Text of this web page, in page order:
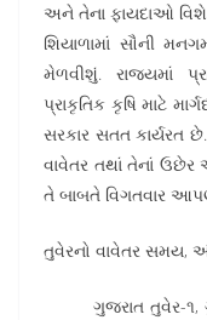
અને તેના ફાયદાઓ
શિયાળામાં સૌની
મેળવીશું. રાજ્યમાં
પ્રાકૃતિક કૃષિ માટે
સરકાર સતત કાર્યરત
વાવેતર તથાં તેનાં ઉછેર
તે બાબતે વિગતવાર
તુવેરનો વાવેતર સમય,
ગુજરાત તુવેર-૧,